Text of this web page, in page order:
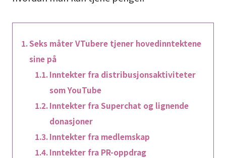
Seks måter VTubere tjener hovedinntektene
sine på
Inntekter fra distribusjonsaktiviteter
som YouTube
Inntekter fra Superchat og lignende
donasjoner
Inntekter fra medlemskap
Inntekter fra PR-oppdrag